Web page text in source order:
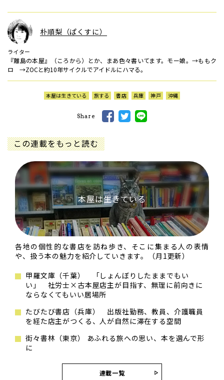
朴順梨（ぱくすに）
ライター
『離島の本屋』（ころから）とか、まあ色々書いてます。モー娘。→ももク
ロ →ZOCと約10年サイクルでアイドルにハマる。
本屋は生きている 旅する 書店 兵庫 神戸 沖縄
Share
この連載をもっと読む
本屋は生きている
各地の個性的な書店を訪ね歩き、そこに集まる人の表情
や、扱う本の魅力を紹介していきます。（月1更新）
甲羅文庫（千葉） 「しょんぼりしたままでもい
い」 社労士×古本屋店主が目指す、無理に前向きに
ならなくてもいい居場所
たびたび書店（兵庫） 出版社勤務、教員、介護職員
を経た店主がつくる、人が自然に滞在する空間
街々書林（東京） あふれる旅への思い、本を選んで形
に
連載一覧